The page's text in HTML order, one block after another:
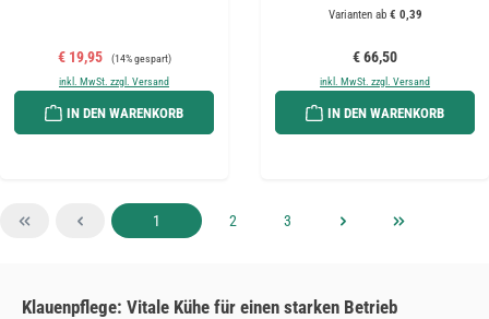
Verkaufspreis:
€ 19,95 Regulärer Preis:
(14% gespart)
inkl. MwSt. zzgl. Versand
IN DEN WARENKORB
Varianten ab€ 0,39
Regulärer Preis:
€ 66,50
inkl. MwSt. zzgl. Versand
IN DEN WARENKORB
Seite
1 Seite
2 Seite
3
Klauenpflege: Vitale Kühe für einen starken Betrieb